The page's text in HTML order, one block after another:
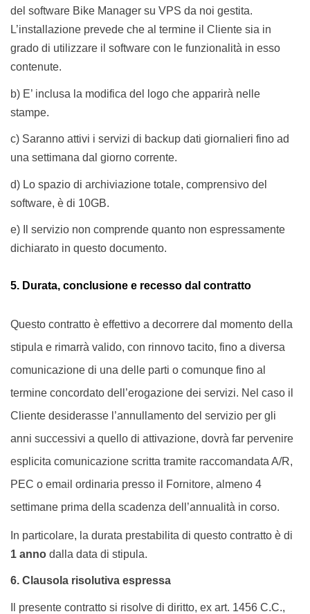
del software Bike Manager su VPS da noi gestita.
L’installazione prevede che al termine il Cliente sia in
grado di utilizzare il software con le funzionalità in esso
contenute.
b) E’ inclusa la modifica del logo che apparirà nelle
stampe.
c) Saranno attivi i servizi di backup dati giornalieri fino ad
una settimana dal giorno corrente.
d) Lo spazio di archiviazione totale, comprensivo del
software, è di 10GB.
e) Il servizio non comprende quanto non espressamente
dichiarato in questo documento.
5. Durata, conclusione e recesso dal contratto
Questo contratto è effettivo a decorrere dal momento della
stipula e rimarrà valido, con rinnovo tacito, fino a diversa
comunicazione di una delle parti o comunque fino al
termine concordato dell’erogazione dei servizi. Nel caso il
Cliente desiderasse l’annullamento del servizio per gli
anni successivi a quello di attivazione, dovrà far pervenire
esplicita comunicazione scritta tramite raccomandata A/R,
PEC o email ordinaria presso il Fornitore, almeno 4
settimane prima della scadenza dell’annualità in corso.
In particolare, la durata prestabilita di questo contratto è di
1 anno dalla data di stipula.
6. Clausola risolutiva espressa
Il presente contratto si risolve di diritto, ex art. 1456 C.C.,